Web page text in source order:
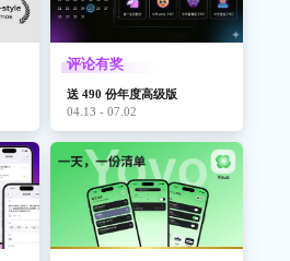
评论有奖
送 490 份年度高级版
04.13 - 07.02